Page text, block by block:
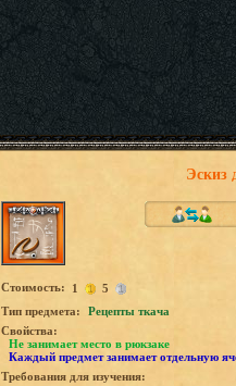
Эскиз
Стоимость: 1
5
Tип предмета:
Рецепты ткача
Свойства:
Не занимает место в рюкзаке
Каждый предмет занимает отдельную
Требования для изучения: